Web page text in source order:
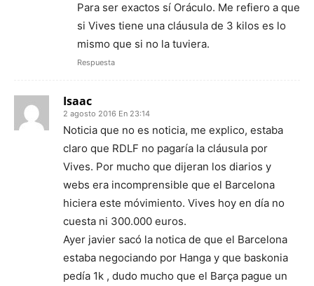
Para ser exactos sí Oráculo. Me refiero a que
si Vives tiene una cláusula de 3 kilos es lo
mismo que si no la tuviera.
Respuesta
Isaac
2 agosto 2016 En 23:14
Noticia que no es noticia, me explico, estaba
claro que RDLF no pagaría la cláusula por
Vives. Por mucho que dijeran los diarios y
webs era incomprensible que el Barcelona
hiciera este móvimiento. Vives hoy en día no
cuesta ni 300.000 euros.
Ayer javier sacó la notica de que el Barcelona
estaba negociando por Hanga y que baskonia
pedía 1k , dudo mucho que el Barça pague un